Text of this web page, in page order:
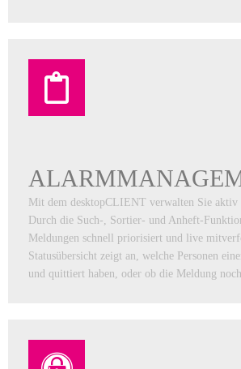
Mit dem desktopCLIENT verwalten Sie aktiv
Durch die Such-, Sortier- und Anheft-
Meldungen schnell priorisiert und live
Statusübersicht zeigt an, welche Personen
und quittiert haben, oder ob die Meldung